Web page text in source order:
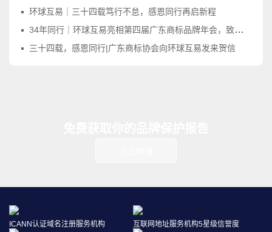
环球互易｜三十四载笃行不怠，感恩同行再启新程
34年同行｜环球互易亮相第四届广东商标品牌年会，致敬品牌守护之路
三十四载，感恩同行|广东商标协会向环球互易发来贺信
ICANN认证域名注册服务机构 互联网地址服务机构5星级信誉度